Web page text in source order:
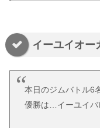
イーユイオー
本日のジムバトル6
優勝は…イーユイバ